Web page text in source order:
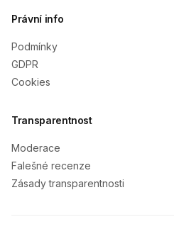
Právní info
Podmínky
GDPR
Cookies
Transparentnost
Moderace
Falešné recenze
Zásady transparentnosti